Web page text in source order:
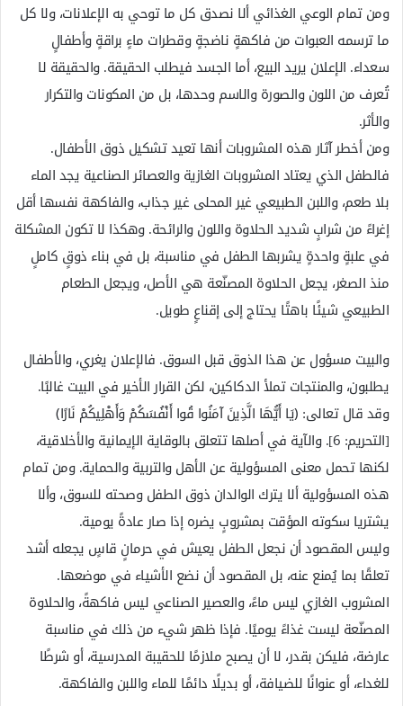
ومن تمام الوعي الغذائي ألا نصدق كل ما توحي به الإعلانات، ولا كل
ما ترسمه العبوات من فاكهةٍ ناضجةٍ وقطرات ماءٍ براقةٍ وأطفالٍ
سعداء. الإعلان يريد البيع، أما الجسد فيطلب الحقيقة. والحقيقة لا
تُعرف من اللون والصورة والاسم وحدها، بل من المكونات والتكرار
والأثر.
ومن أخطر آثار هذه المشروبات أنها تعيد تشكيل ذوق الأطفال.
فالطفل الذي يعتاد المشروبات الغازية والعصائر الصناعية يجد الماء
بلا طعم، واللبن الطبيعي غير المحلى غير جذاب، والفاكهة نفسها أقل
إغراءً من شرابٍ شديد الحلاوة واللون والرائحة. وهكذا لا تكون المشكلة
في علبةٍ واحدةٍ يشربها الطفل في مناسبة، بل في بناء ذوقٍ كاملٍ
منذ الصغر، يجعل الحلاوة المصنّعة هي الأصل، ويجعل الطعام
الطبيعي شيئًا باهتًا يحتاج إلى إقناعٍ طويل.
والبيت مسؤول عن هذا الذوق قبل السوق. فالإعلان يغري، والأطفال
يطلبون، والمنتجات تملأ الدكاكين، لكن القرار الأخير في البيت غالبًا.
وقد قال تعالى: ﴿يَا أَيُّهَا الَّذِينَ آمَنُوا قُوا أَنْفُسَكُمْ وَأَهْلِيكُمْ نَارًا﴾
[التحريم: 6]. والآية في أصلها تتعلق بالوقاية الإيمانية والأخلاقية،
لكنها تحمل معنى المسؤولية عن الأهل والتربية والحماية. ومن تمام
هذه المسؤولية ألا يترك الوالدان ذوق الطفل وصحته للسوق، وألا
يشتريا سكوته المؤقت بمشروبٍ يضره إذا صار عادةً يومية.
وليس المقصود أن نجعل الطفل يعيش في حرمانٍ قاسٍ يجعله أشد
تعلقًا بما يُمنع عنه، بل المقصود أن نضع الأشياء في موضعها.
المشروب الغازي ليس ماءً، والعصير الصناعي ليس فاكهةً، والحلاوة
المصنّعة ليست غذاءً يوميًا. فإذا ظهر شيء من ذلك في مناسبة
عارضة، فليكن بقدر، لا أن يصبح ملازمًا للحقيبة المدرسية، أو شرطًا
للغداء، أو عنوانًا للضيافة، أو بديلًا دائمًا للماء واللبن والفاكهة.